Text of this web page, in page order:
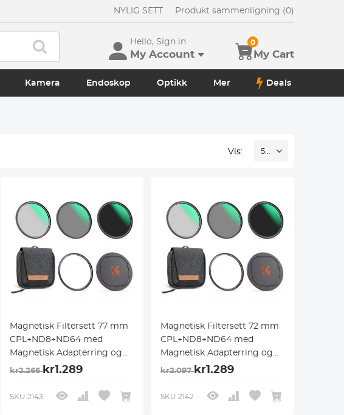
NYLIG SETT Produkt sammenligning (0)
Hello, Sign in
My Account My Cart
0
Kamera Endoskop Optikk Mer Deals
Vis: 52
Magnetisk Filtersett 77 mm
CPL+ND8+ND64 med
Magnetisk Adapterring og
Objektivdeksel, Filterpose
Hurtigbyttesystem Nano X-
kr2.266 kr1.289
SKU.2143
Magnetisk Filtersett 72 mm
CPL+ND8+ND64 med
Magnetisk Adapterring og
Objektivdeksel, Filterpose
Hurtigbyttesystem Nano X-
kr2.097kr1.289
SKU.2142